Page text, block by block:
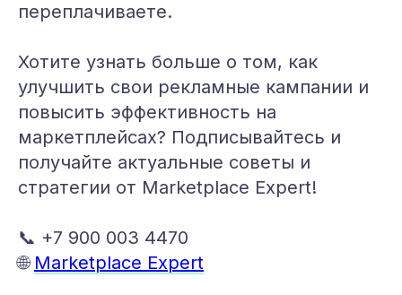
переплачиваете.
Хотите узнать больше о том, как
улучшить свои рекламные кампании и
повысить эффективность на
маркетплейсах? Подписывайтесь и
получайте актуальные советы и
стратегии от Marketplace Expert!
📞 +7 900 003 4470
🌐 Marketplace Expert